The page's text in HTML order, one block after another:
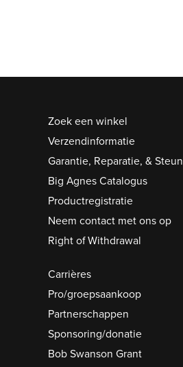
Zoek een winkel
Verzendinformatie
Garantie, Reparatie, & Steun
Big AgnesCatalogus
Productregistratie
Neem contact met ons op
Right of Withdrawal
Carrières
Pro/groepsaankoop
Partnerschappen
Sponsoring/donatie
Bob Swanson Grant